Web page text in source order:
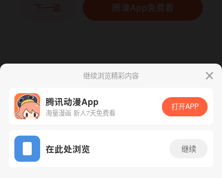
App免费看
腾漫App免费看
继续浏览精彩内容
腾讯动漫App
海量漫画 新人7天免费看
打开APP
在此处浏览 继续